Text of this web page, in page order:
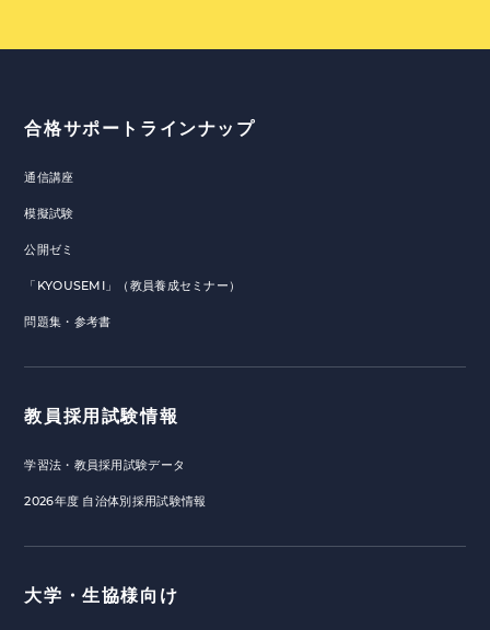
合格サポートラインナップ
通信講座
模擬試験
公開ゼミ
「KYOUSEMI」（教員養成セミナー）
問題集・参考書
教員採用試験情報
学習法・教員採用試験データ
2026年度 自治体別採用試験情報
大学・生協様向け